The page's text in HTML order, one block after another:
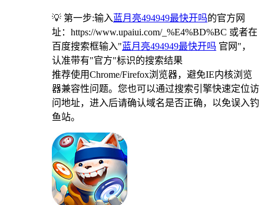
💡 第一步:输入 蓝月亮494949最快开吗的官方网
址：https://www.upaiui.com/_%E4%BD%BC 或者在
百度搜索框输入"蓝月亮494949最快开吗 官网"，
认准带有"官方"标识的搜索结果
推荐使用Chrome/Firefox浏览器，避免IE内核浏览
器兼容性问题。您也可以通过搜索引擎快速定位访
问地址，进入后请确认域名是否正确，以免误入钓
鱼站。